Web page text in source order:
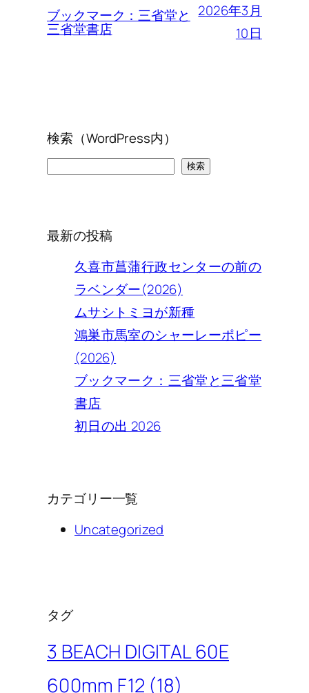
ブックマーク：三省堂と
三省堂書店
2026年3月
10日
検索（WordPress内）
検索
最新の投稿
久喜市菖蒲行政センターの前の
ラベンダー(2026)
ムサシトミヨが新種
鴻巣市馬室のシャーレーポピー
(2026)
ブックマーク：三省堂と三省堂
書店
初日の出 2026
カテゴリー一覧
Uncategorized
タグ
3 BEACH DIGITAL 60E
600mm F12 (18)